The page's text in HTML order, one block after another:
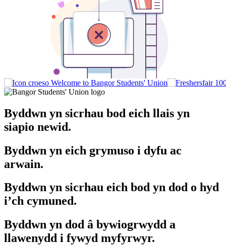
Welcome to Bangor Students' Union
Byddwn yn sicrhau bod eich llais yn
siapio newid.
Byddwn yn eich grymuso i dyfu ac
arwain.
Byddwn yn sicrhau eich bod yn dod o hyd
i’ch cymuned.
Byddwn yn dod â bywiogrwydd a
llawenydd i fywyd myfyrwyr.